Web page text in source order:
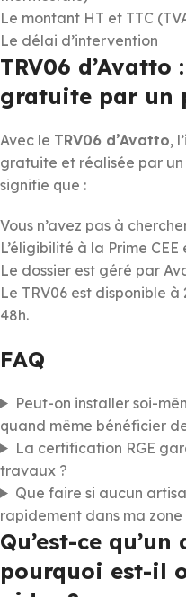
Le montant HT et TTC
Le délai d’intervention
TRV06
gratuite par un
Avec le TRV06 d’Avatto,
gratuite et réalisée par un
signifie que :
Vous n’avez pas à
L’éligibilité à la Prime
Le dossier est géré par
Le TRV06 est disponible
48h.
FAQ
Peut-on installer soi-
quand même bénéficier
La certification RGE
travaux ?
Que faire si aucun
rapidement dans ma zone
Qu’est-ce
pourquoi est-il